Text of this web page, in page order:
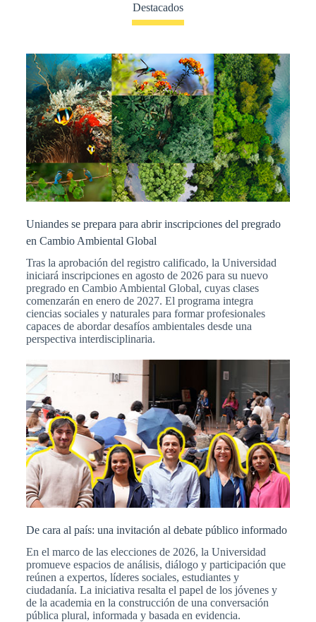
Destacados
Uniandes se prepara para abrir inscripciones del pregrado
en Cambio Ambiental Global
Tras la aprobación del registro calificado, la Universidad
iniciará inscripciones en agosto de 2026 para su nuevo
pregrado en Cambio Ambiental Global, cuyas clases
comenzarán en enero de 2027. El programa integra
ciencias sociales y naturales para formar profesionales
capaces de abordar desafíos ambientales desde una
perspectiva interdisciplinaria.
De cara al país: una invitación al debate público informado
En el marco de las elecciones de 2026, la Universidad
promueve espacios de análisis, diálogo y participación que
reúnen a expertos, líderes sociales, estudiantes y
ciudadanía. La iniciativa resalta el papel de los jóvenes y
de la academia en la construcción de una conversación
pública plural, informada y basada en evidencia.